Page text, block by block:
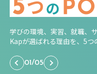
学びの環境、実習、就職、
Kapが選ばれる理由を、5つ
01/05